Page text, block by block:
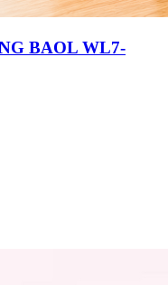
BAOL WL7-